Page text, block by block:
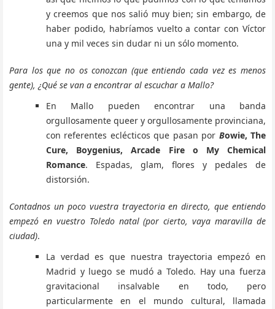
y creemos que nos salió muy bien; sin embargo, de
haber podido, habríamos vuelto a contar con Víctor
una y mil veces sin dudar ni un sólo momento.
Para los que no os conozcan (que entiendo cada vez es menos
gente), ¿Qué se van a encontrar al escuchar a Mallo?
En Mallo pueden encontrar una banda
orgullosamente queer y orgullosamente provinciana,
con referentes eclécticos que pasan por Bowie, The
Cure, Boygenius, Arcade Fire o My Chemical
Romance. Espadas, glam, flores y pedales de
distorsión.
Contadnos un poco vuestra trayectoria en directo, que entiendo
empezó en vuestro Toledo natal (por cierto, vaya maravilla de
ciudad).
La verdad es que nuestra trayectoria empezó en
Madrid y luego se mudó a Toledo. Hay una fuerza
gravitacional insalvable en todo, pero
particularmente en el mundo cultural, llamada